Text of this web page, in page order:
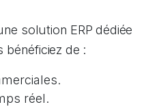
solution ERP dédiée
bénéficiez de :
réel.